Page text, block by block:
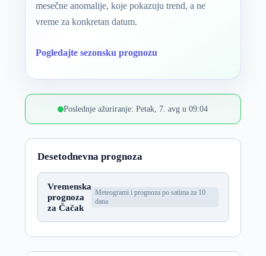
mesečne anomalije, koje pokazuju trend, a ne
vreme za konkretan datum.
Pogledajte sezonsku prognozu
Poslednje ažuriranje: Petak, 7. avg u 09:04
Desetodnevna prognoza
Vremenska
prognoza
za Čačak
Meteogrami i prognoza po satima za 10
dana